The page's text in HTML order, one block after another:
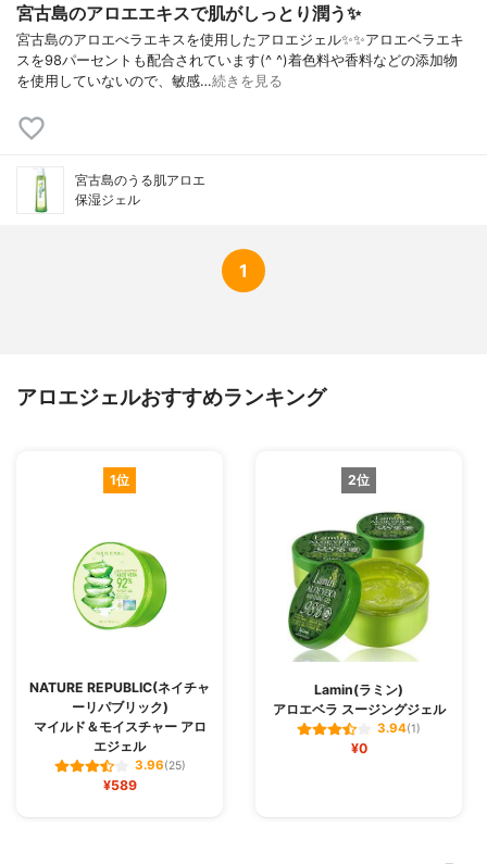
宮古島のアロエエキスで肌がしっとり潤う✨
宮古島のアロエべラエキスを使用したアロエジェル✨✨アロエベラエキ
スを98パーセントも配合されています(^ ^)着色料や香料などの添加物
を使用していないので、敏感…続きを見る
宮古島のうる肌アロエ
保湿ジェル
1
アロエジェルおすすめランキング
1位
NATURE REPUBLIC(ネイチャ
ーリパブリック)
マイルド＆モイスチャー アロ
エジェル
3.96(25)
¥589
2位
Lamin(ラミン)
アロエベラ スージングジェル
3.94(1)
¥0